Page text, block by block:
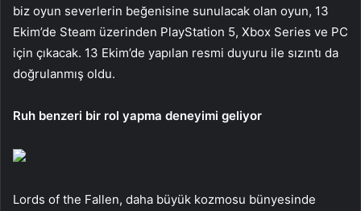
biz oyun severlerin beğenisine sunulacak olan oyun, 13
Ekim’de Steam üzerinden PlayStation 5, Xbox Series ve PC
için çıkacak. 13 Ekim’de yapılan resmi duyuru ile sızıntı da
doğrulanmış oldu.
Ruh benzeri bir rol yapma deneyimi geliyor
Lords of the Fallen, daha büyük kozmosu bünyesinde